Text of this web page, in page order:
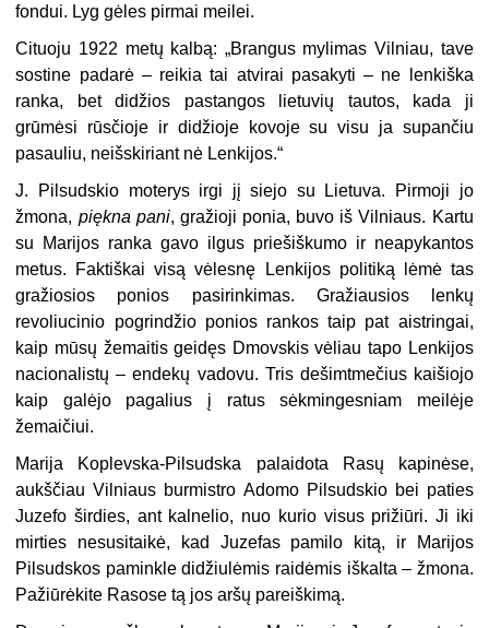
fondui. Lyg gėles pirmai meilei.
Cituoju 1922 metų kalbą: „Brangus mylimas Vilniau, tave
sostine padarė – reikia tai atvirai pasakyti – ne lenkiška
ranka, bet didžios pastangos lietuvių tautos, kada ji
grūmėsi rūsčioje ir didžioje kovoje su visu ja supančiu
pasauliu, neišskiriant nė Lenkijos.“
J. Pilsudskio moterys irgi jį siejo su Lietuva. Pirmoji jo
žmona, piękna pani, gražioji ponia, buvo iš Vilniaus. Kartu
su Marijos ranka gavo ilgus priešiškumo ir neapykantos
metus. Faktiškai visą vėlesnę Lenkijos politiką lėmė tas
gražiosios ponios pasirinkimas. Gražiausios lenkų
revoliucinio pogrindžio ponios rankos taip pat aistringai,
kaip mūsų žemaitis geidęs Dmovskis vėliau tapo Lenkijos
nacionalistų – endekų vadovu. Tris dešimtmečius kaišiojo
kaip galėjo pagalius į ratus sėkmingesniam meilėje
žemaičiui.
Marija Koplevska-Pilsudska palaidota Rasų kapinėse,
aukščiau Vilniaus burmistro Adomo Pilsudskio bei paties
Juzefo širdies, ant kalnelio, nuo kurio visus prižiūri. Ji iki
mirties nesusitaikė, kad Juzefas pamilo kitą, ir Marijos
Pilsudskos paminkle didžiulėmis raidėmis iškalta – žmona.
Pažiūrėkite Rasose tą jos aršų pareiškimą.